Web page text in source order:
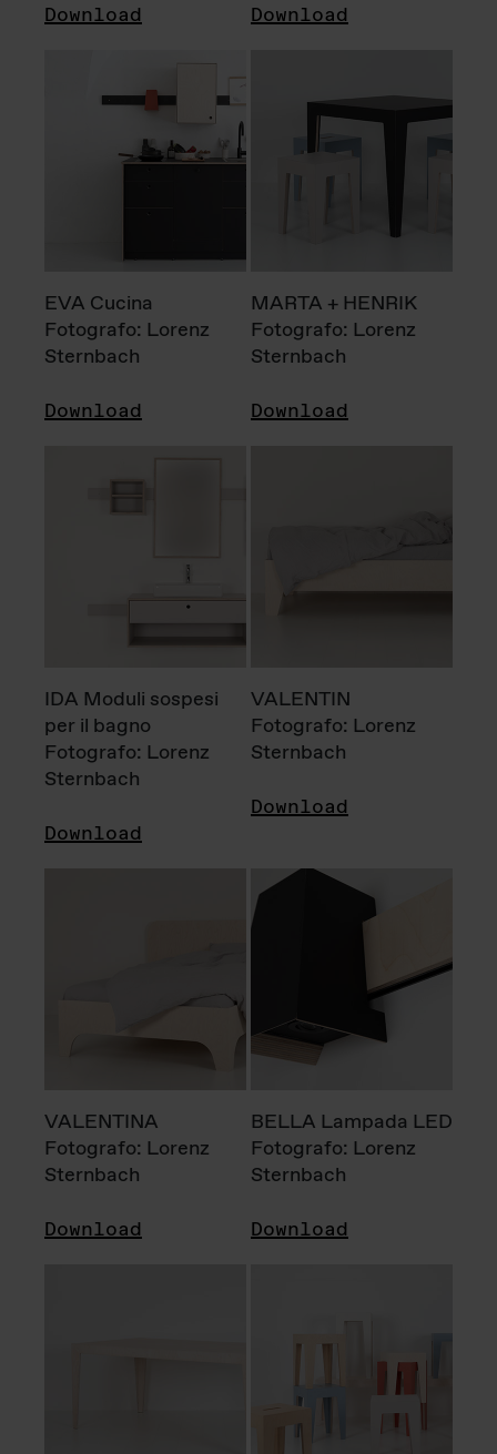
Download Download
EVA Cucina
Fotografo: Lorenz
Sternbach
Download
MARTA + HENRIK
Fotografo: Lorenz
Sternbach
Download
IDA Moduli sospesi
per il bagno
Fotografo: Lorenz
Sternbach
Download
VALENTIN
Fotografo: Lorenz
Sternbach
Download
VALENTINA
Fotografo: Lorenz
Sternbach
Download
BELLA Lampada LED
Fotografo: Lorenz
Sternbach
Download